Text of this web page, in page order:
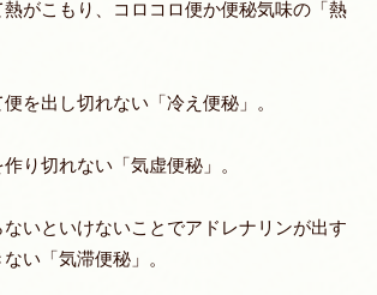
がこもり、コロコロ便か便秘気味の「熱
を出し切れない「冷え便秘」。
り切れない「気虚便秘」。
いといけないことでアドレナリンが出す
い「気滞便秘」。